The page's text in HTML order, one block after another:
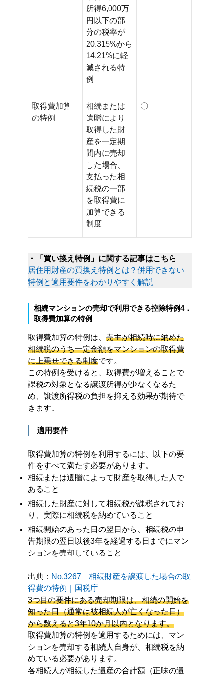
所得6,000万
円以下の部
分の税率が
20.315%から
14.21%に軽
減される特
例
取得費加算
の特例
相続または
遺贈により
取得した財
産を一定期
間内に売却
した場合、
支払った相
続税の一部
を取得費に
加算できる
制度
〇
・「買い換え特例」に関する記事はこちら
居住用財産の買換え特例とは？併用できない
特例と適用要件をわかりやすく解説
相続マンションの売却で利用できる控除特例4．
取得費加算の特例
取得費加算の特例は、 売主が相続時に納めた
相続税のうち一定金額をマンションの取得費
に上乗せできる制度です。
この特例を受けると、取得費が増えることで
課税の対象となる譲渡所得が少なくなるた
め、譲渡所得税の負担を抑える効果が期待で
きます。
適用要件
取得費加算の特例を利用するには、以下の要
件をすべて満たす必要があります。
相続または遺贈によって財産を取得した人で
あること
相続した財産に対して相続税が課税されてお
り、実際に相続税を納めていること
相続開始のあった日の翌日から、相続税の申
告期限の翌日以後3年を経過する日までにマン
ションを売却していること
出典： No.3267 相続財産を譲渡した場合の取
得費の特例｜国税庁
3つ目の要件にある売却期限は、相続の開始を
知った日（通常は被相続人が亡くなった日）
から数えると3年10か月以内となります。
取得費加算の特例を適用するためには、マン
ションを売却する相続人自身が、相続税を納
めている必要があります。
各相続人が相続した遺産の合計額（正味の遺